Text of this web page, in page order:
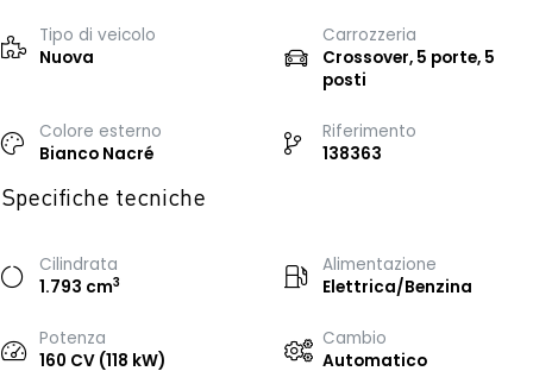
Tipo di veicolo
Nuova
Carrozzeria
Crossover, 5 porte, 5
posti
Colore esterno
Bianco Nacré
Riferimento
138363
Specifiche tecniche
Cilindrata
1.793 cm3
Alimentazione
Elettrica/Benzina
Potenza
160 CV (118 kW)
Cambio
Automatico